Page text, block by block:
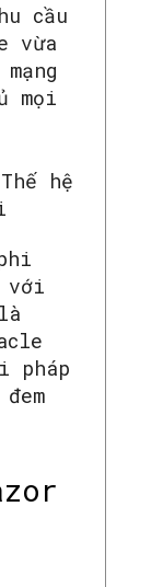
cầu
vừa
mọi
với
pháp